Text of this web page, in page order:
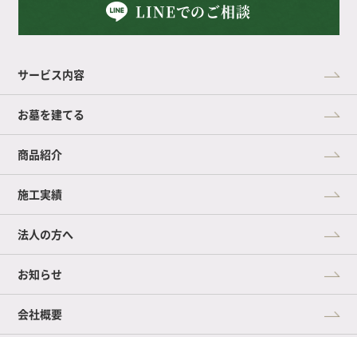
サービス内容
お墓を建てる
商品紹介
施工実績
法人の方へ
お知らせ
会社概要
LINEでのご相談